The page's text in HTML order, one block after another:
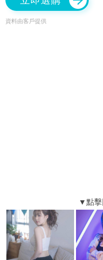
資料由客戶提供